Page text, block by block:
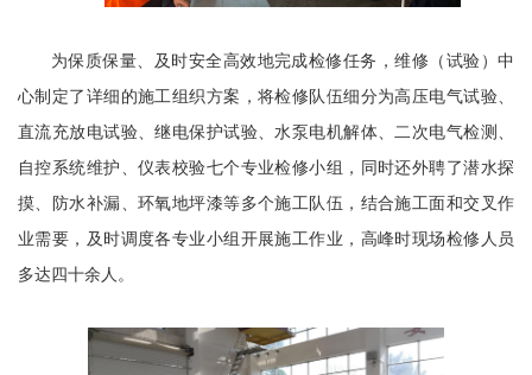
为保质保量、及时安全高效地完成检修任务，维修（试验）中
心制定了详细的施工组织方案，将检修队伍细分为高压电气试验、
直流充放电试验、继电保护试验、水泵电机解体、二次电气检测、
自控系统维护、仪表校验七个专业检修小组，同时还外聘了潜水探
摸、防水补漏、环氧地坪漆等多个施工队伍，结合施工面和交叉作
业需要，及时调度各专业小组开展施工作业，高峰时现场检修人员
多达四十余人。